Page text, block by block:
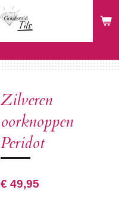
Zilveren
oorknoppen
Peridot
€ 49,95